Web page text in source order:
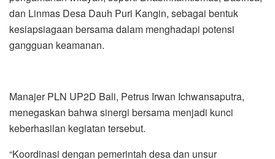
dan Linmas Desa Dauh Puri Kangin, sebagai bentuk
kesiapsiagaan bersama dalam menghadapi potensi
gangguan keamanan.
Manajer PLN UP2D Bali, Petrus Irwan Ichwansaputra,
menegaskan bahwa sinergi bersama menjadi kunci
keberhasilan kegiatan tersebut.
“Koordinasi dengan pemerintah desa dan unsur